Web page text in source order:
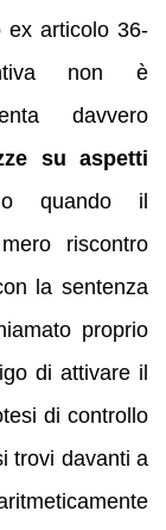
ex articolo 36-
non è
davvero
su aspetti
quando il
riscontro
la sentenza
proprio
di attivare il
di controllo
trovi davanti a